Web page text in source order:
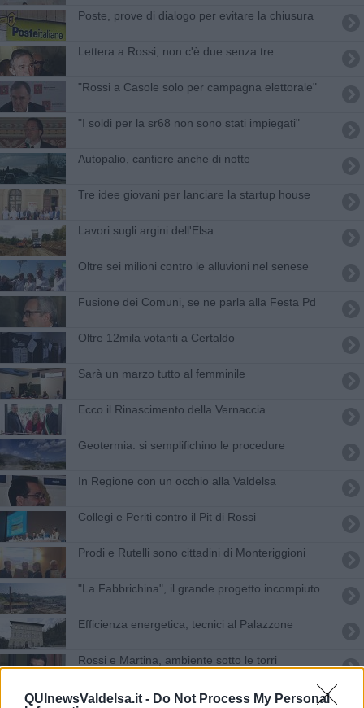
QUInewsValdelsa.it - Do Not Process My Personal
Poste, prove di dialogo per evitare la chiusura
Lettera a Rossi, non c'è due senza tre
"Rossi a Casole solo per campagna elettorale"
"I soldi per la sr68 non sono stati impiegati"
Autopalio, cantiere anche di notte
​Tre idee giovani per lanciare la startup house
Lavori sugli argini dell'Elsa
Oltre sei milioni contro le alluvioni nel senese
Fusione dei Comuni, se ne parla alla Festa Pd
Oltre 12mila votanti a Certaldo
Sarà un marzo tutto al femminile
Ecco il Rinascimento della Vernaccia
Geotermia: si semplifichino le procedure
In Regione con un occhio alla Valdelsa
Collegi e Periti contro il Pit di Rossi
Prodi e Rutelli sono cittadini di Monteriggioni
"La Fabbrichina", il grande progetto incompiuto
Efficienza energetica, tecnici al Palazzone
Rossi e Martina, ambiente sotto le torri
Rossi e Martina aprono la festa Ecodem